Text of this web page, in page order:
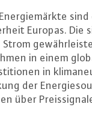
Europas. Die
Strom
in einem
in
der
über